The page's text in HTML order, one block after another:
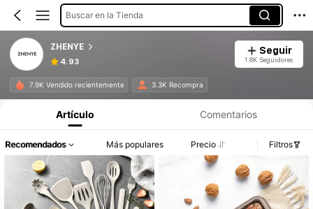
Buscar en la Tienda
ZHENYE
4.93
Seguir
1.8K Seguidores
7.9K Vendido recientemente 3.3K Recompra
Artículo Comentarios
Recomendados Más populares Precio Filtros